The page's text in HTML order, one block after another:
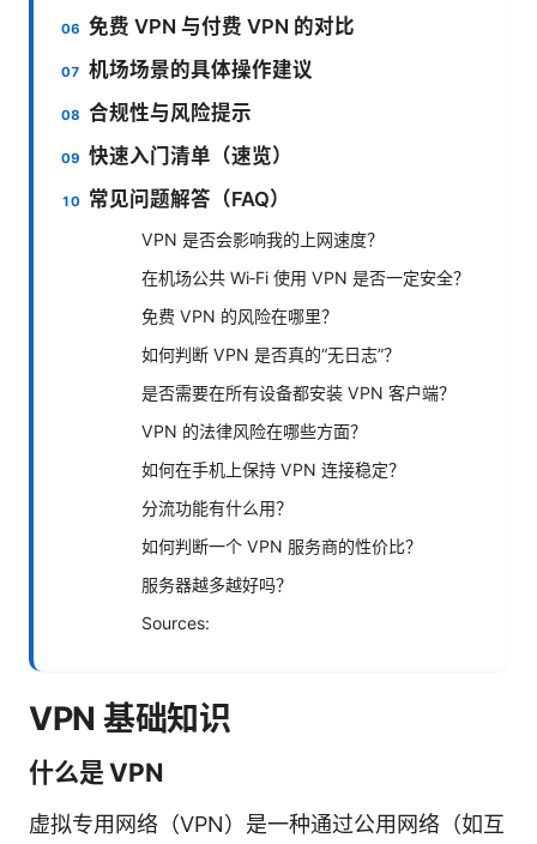
免费 VPN 与付费 VPN 的对比
机场场景的具体操作建议
合规性与风险提示
快速入门清单（速览）
常见问题解答（FAQ）
VPN 是否会影响我的上网速度？
在机场公共 Wi‑Fi 使用 VPN 是否一定安全？
免费 VPN 的风险在哪里？
如何判断 VPN 是否真的“无日志”？
是否需要在所有设备都安装 VPN 客户端？
VPN 的法律风险在哪些方面？
如何在手机上保持 VPN 连接稳定？
分流功能有什么用？
如何判断一个 VPN 服务商的性价比？
服务器越多越好吗？
Sources:
VPN 基础知识
什么是 VPN
虚拟专用网络（VPN）是一种通过公用网络（如互